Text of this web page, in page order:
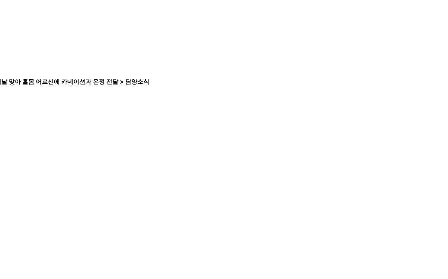
맞아 홀몸 어르신에 카네이션과 온정 전달 > 담양소식